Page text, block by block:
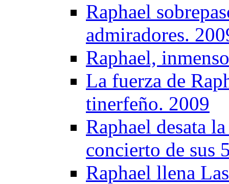
Raphael
admiradores.
Raphael,
La fuerza de
tinerfeño. 2009
Raphael desata
concierto de sus
Raphael llena